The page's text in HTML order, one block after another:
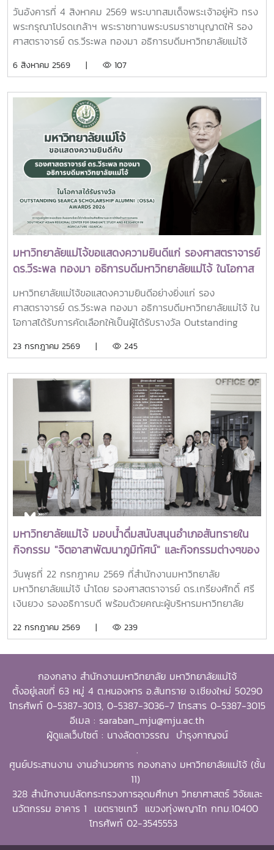
4 แห่ง ได้แก่ ที่ประชุมอธิการบดีแห่งประเทศไทย (ทปอ.) ที่ประชุม
อธิการบดีมหาวิทยาลัยราชภัฏ (ทปอ.มรภ.) ที่ประชุมอธิการบดี
มหาวิทยาลัยเทคโนโลยีราชมงคล (ทปอ.มทร.) สมาคมสถาบัน
แลกเปลี่ยนประสบการณ์ด้าน Reinventing University ผ่าน
ผู้นำเครือข่ายอุดมศึกษา การนำเสนอกรณีศึกษาการประยุกต์ใช้
AI และนวัตกรรมจากภาคเอกชน รวมถึงกิจกรรม Forum-to-
Action เพื่อร่วมกำหนดข้อเสนอเชิงนโยบายและแผนปฏิบัติการใน
การขับเคลื่อนมหาวิทยาลัยไทยในอนาคตการเข้าร่วมประชุมในครั้ง
นี้มหาวิทยาลัยแม่โจ้ติดตามทิศทางการเปลี่ยนแปลงของการ
อุดมศึกษาไทย พร้อมแลกเปลี่ยนองค์ความรู้และสร้างความร่วม
มือกับเครือข่ายสถาบันอุดมศึกษาทั่วประเทศ เพื่อร่วมกันพัฒนา
มหาวิทยาลัยไทยให้ก้าวทันการเปลี่ยนแปลงของโลกยุคดิจิทัล และ
ยกระดับศักยภาพด้านการศึกษา วิจัย และนวัตกรรมอย่างยั่งยืน
ราชินีนาถ พระบรมราชชนนีพันปีหลวง พร้อมเข้ากราบ
ถวายบังคมพระศพ สมเด็จพระเจ้าลูกเธอ เจ้าฟ้าพัชรกิติยา
ภา นเรนทิราเทพยวดี กรมหลวงราชสาริณีสิริพัชร มหา
วันอังคารที่ 4 สิงหาคม 2569 พระบาทสมเด็จพระเจ้าอยู่หัว ทรง
พระกรุณาโปรดเกล้าฯ พระราชทานพระบรมราชานุญาตให้ รอง
ศาสตราจารย์ ดร.วีระพล ทองมา อธิการบดีมหาวิทยาลัยแม่โจ้
บุคลากร รวมจำนวน 25 คน เป็นเจ้าภาพพระพิธีธรรมสวดพระ
พระบรมราชชนนีพันปีหลวง ณ พระที่นั่งดุสิตมหาปราสาท
พระบรมมหาราชวัง และเข้ากราบถวายบังคมพระศพสมเด็จ
พระเจ้าลูกเธอ เจ้าฟ้าพัชรกิติยาภา นเรนทิราเทพยวดี กรมหลวง
ราชสาริณีสิริพัชร มหาวัชรราชธิดา ณ พระที่นั่งพิมานรัตยา
พระบรมมหาราชวังการเข้าร่วมพิธีในครั้งนี้ นับเป็นพระ
มหากรุณาธิคุณล้นเกล้าล้นกระหม่อมแก่คณะผู้บริหาร
มหาวิทยาลัย สมาคมศิษย์เก่า และบุคลากร มหาวิทยาลัยแม่โจ้ที่ได้
ร่วมแสดงความจงรักภักดี ถวายความอาลัยและน้อมรำลึกในพระ
มหากรุณาธิคุณอย่างหาที่สุดมิได้
6 สิงหาคม 2569 | 107
มหาวิทยาลัยแม่โจ้ขอแสดงความยินดีแก่ รองศาสตราจารย์
ดร.วีระพล ทองมา อธิการบดีมหาวิทยาลัยแม่โจ้ ในโอกาส
ได้รับรางวัล Outstanding SEARCA Scholarship
Alumni (OSSA) Awards 2026
มหาวิทยาลัยแม่โจ้ขอแสดงความยินดีอย่างยิ่งแก่ รอง
ศาสตราจารย์ ดร.วีระพล ทองมา อธิการบดีมหาวิทยาลัยแม่โจ้ ใน
โอกาสได้รับการคัดเลือกให้เป็นผู้ได้รับรางวัล Outstanding
ศูนย์ภูมิภาคเอเชียตะวันออกเฉียงใต้ว่าด้วยบัณฑิตศึกษาและการ
for Graduate Study and Research in Agriculture
(SEARCA) นับเป็นรางวัลเกียรติยศระดับภูมิภาคที่มอบแก่ศิษย์
เก่าทุน SEARCA ผู้มีความสำเร็จโดดเด่นทางวิชาชีพ มีภาวะผู้นำ
และสร้างคุณูปการสำคัญต่อการพัฒนาการเกษตร ชนบท ชุมชน
และสังคมอย่างยั่งยืนรางวัล Outstanding SEARCA
Scholarship Alumni (OSSA) จัดตั้งขึ้นเพื่อเชิดชูเกียรติศิษย์
เก่าผู้ได้รับทุนการศึกษาระดับบัณฑิตศึกษาจาก SEARCA ซึ่งได้
นำองค์ความรู้ ประสบการณ์ และศักยภาพที่ได้รับจากการศึกษา
ไปสร้างคุณประโยชน์ต่อองค์กร ชุมชน ประเทศ และภูมิภาคเอเชีย
ตะวันออกเฉียงใต้ ตลอดจนเป็นแบบอย่างที่สะท้อนค่านิยมและ
ปรัชญาของ SEARCA ผ่านความสำเร็จในวิชาชีพ การบริการ
สาธารณะ และการอุทิศตนเพื่อส่วนรวมในปี 2026 การพิจารณา
รางวัลครอบคลุมผลงานสำคัญ 4 ด้าน ได้แก่ การสอน
(Teaching) การวิจัย (Research) การบริการสาธารณะและการ
พัฒนาชุมชน (Public Service and Community
Development) และธุรกิจการเกษตรและการเป็นผู้ประกอบการ
กับผลงานที่สามารถสร้างผลกระทบอย่างเป็นรูปธรรมต่อการ
จัดขึ้นในวาระเฉลิมฉลอง ครบรอบ 60 ปีของ SEARCA ซึ่งเป็น
องค์กรระดับภูมิภาคภายใต้ the Southeast Asian Ministers
of Education (SEAMEO) และมีบทบาทสำคัญในการพัฒนา
ศักยภาพบุคลากร ส่งเสริมการศึกษาและการวิจัย ตลอดจนสร้าง
เครือข่ายความร่วมมือเพื่อการพัฒนาการเกษตรและชนบทใน
DAAD–SEARCA สู่ผู้นำมหาวิทยาลัยด้านการเกษตรรอง
ศาสตราจารย์ ดร.วีระพล ทองมา เป็นศิษย์เก่าของ University
of the Philippines Los Baños (UPLB) ประเทศฟิลิปปินส์
โดยได้รับทุนการศึกษาระดับปริญญาเอกจาก German
Academic Exchange Service (DAAD)–SEARCA
23 กรกฎาคม 2569 | 245
มหาวิทยาลัยแม่โจ้ มอบน้ำดื่มสนับสนุนอำเภอสันทรายใน
กิจกรรม "จิตอาสาพัฒนาภูมิทัศน์" และกิจกรรมต่างๆของ
อำเภอสันทราย
วันพุธที่ 22 กรกฎาคม 2569 ที่สำนักงานมหาวิทยาลัย
มหาวิทยาลัยแม่โจ้ นำโดย รองศาสตราจารย์ ดร.เกรียงศักดิ์ ศรี
เงินยวง รองอธิการบดี พร้อมด้วยคณะผู้บริหารมหาวิทยาลัย
จำนวน 100 แพ็ค เพื่อใช้ในกิจกรรม “จิตอาสาพัฒนาภูมิทัศน์
พระเจ้าอยู่หัว เนื่องในโอกาสวันเฉลิมพระชนมพรรษา 28
กรกฎาคม 2569 พร้อมทั้งสนับสนุนโครงการ “ชาวเชียงใหม่ปลูก
ป่า รักษ์โลก เพิ่มพื้นที่สีเขียวสู่ชุมชน” แก่ผู้เข้าร่วมกิจกรรมและ
ประชาชนที่มาใช้บริการ
22 กรกฎาคม 2569 | 239
กองกลาง สำนักงานมหาวิทยาลัย มหาวิทยาลัยแม่โจ้
ตั้งอยู่เลขที่ 63 หมู่ 4 ต.หนองหาร อ.สันทราย จ.เชียงใหม่ 50290
โทรศัพท์ 0-5387-3013, 0-5387-3036-7 โทรสาร 0-5387-3015
อีเมล : saraban_mju@mju.ac.th
ผู้ดูแลเว็บไซต์ : นางลัดดาวรรณ บำรุงกาญจน์
.
ศูนย์ประสานงาน งานอำนวยการ กองกลาง มหาวิทยาลัยแม่โจ้ (ชั้น
11)
328 สำนักงานปลัดกระทรวงการอุดมศึกษา วิทยาศาสตร์ วิจัยและ
นวัตกรรม อาคาร 1 เขตราชเทวี แขวงทุ่งพญาไท กทม.10400
โทรศัพท์ 02-3545553